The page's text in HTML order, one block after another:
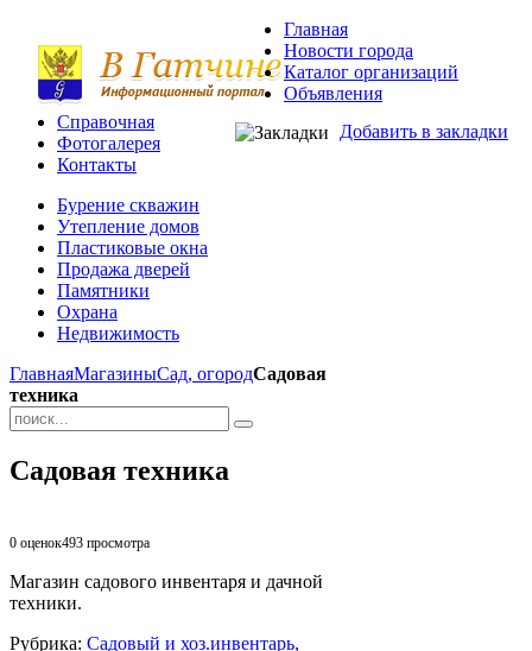
Добавить в закладки
Главная
Новости города
Каталог организаций
Объявления
Справочная
Фотогалерея
Контакты
Бурение скважин
Утепление домов
Пластиковые окна
Продажа дверей
Памятники
Охрана
Недвижимость
ГлавнаяМагазиныСад, огородСадовая
техника
Садовая техника
0 оценок493 просмотра
Магазин садового инвентаря и дачной
техники.
Рубрика: Садовый и хоз.инвентарь,